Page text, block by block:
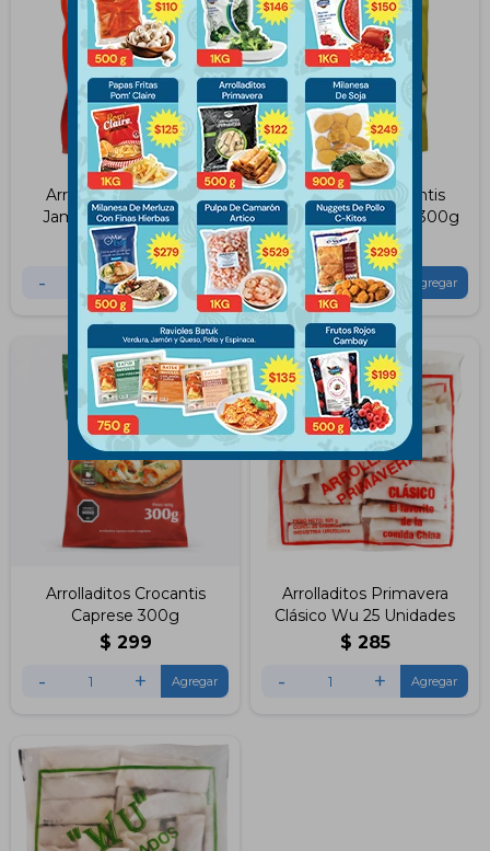
Arrolladitos Crocantis
Jamón y Queso 300g
$ 299
- +
Arrolladitos Crocantis
Queso y Aceitunas 300g
$ 299
- +
Arrolladitos Crocantis
Caprese 300g
$ 299
- +
Arrolladitos Primavera
Clásico Wu 25 Unidades
$ 285
- +